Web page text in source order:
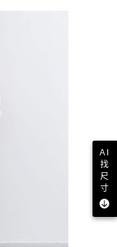
AI
找
尺
寸